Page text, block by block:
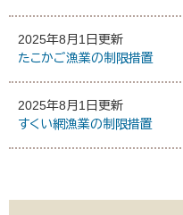
2025年8月1日更新
たこかご漁業の制限措置
2025年8月1日更新
すくい網漁業の制限措置